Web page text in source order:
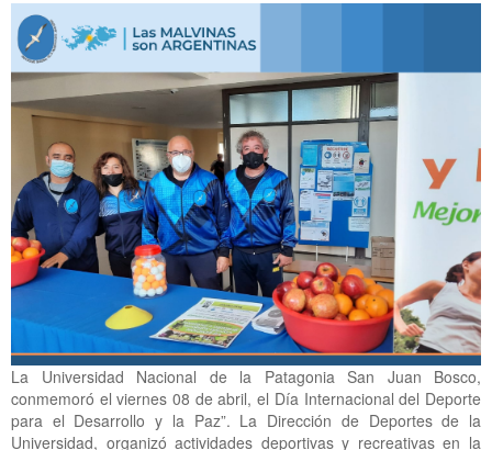
La Universidad Nacional de la Patagonia San Juan Bosco,
conmemoró el viernes 08 de abril, el Día Internacional del Deporte
para el Desarrollo y la Paz”. La Dirección de Deportes de la
Universidad, organizó actividades deportivas y recreativas en la